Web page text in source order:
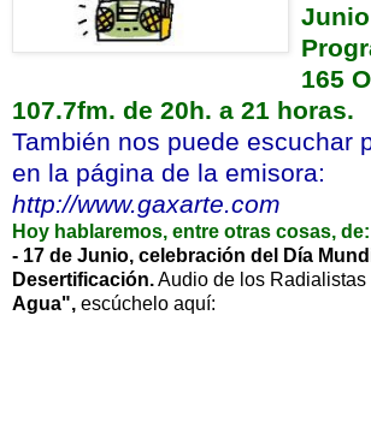
165
107.7fm. de 20h. a 21 horas.
También nos puede escuchar
en la página de la emisora:
http://www.gaxarte.com
Hoy hablaremos, entre otras cosas, de:
- 17 de Junio, celebración del Día
Desertificación.Audio de los Radialistas
Agua", escúchelo aquí: